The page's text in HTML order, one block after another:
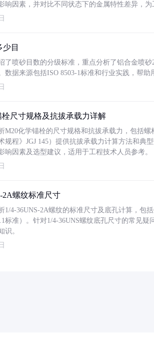
响因素，并对比不同状态下的金属特性差异，为
少目
了喷砂目数的分级标准，重点分析了铝合金喷
数据来源包括ISO 8503-1标准和行业实践，帮助
栓尺寸规格及抗拔承载力详解
M20化学锚栓的尺寸规格和抗拔承载力，包括
规程》JGJ 145）提供抗拔承载力计算方法和典
响因素及选型建议，适用于工程技术人员参考。
2A螺纹标准尺寸
1/4-36UNS-2A螺纹的标准尺寸及底孔计算，包
标准）。针对1/4-36UNS螺纹底孔尺寸的常见
识。